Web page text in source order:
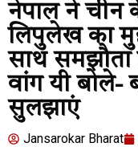
नेपाल ने चीन
लिपुलेख का
साथ
वांग यी बोले-
सुलझाएं
Jansarokar Bharat